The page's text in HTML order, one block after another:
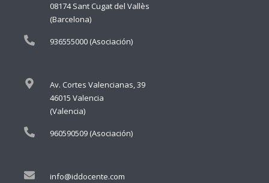
08174 Sant Cugat del Vallès
(Barcelona)
936555000 (Asociación)
Av. Cortes Valencianas, 39
46015 Valencia
(Valencia)
960590509 (Asociación)
info@iddocente.com